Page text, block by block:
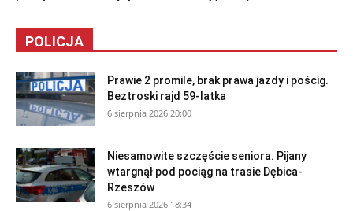
POLICJA
Prawie 2 promile, brak prawa jazdy i pościg.
Beztroski rajd 59-latka
6 sierpnia 2026 20:00
Niesamowite szczęście seniora. Pijany
wtargnął pod pociąg na trasie Dębica-
Rzeszów
6 sierpnia 2026 18:34